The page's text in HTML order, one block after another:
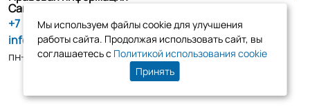
Санкт-Петербург, ул. Новоселов д. 8
+7 (800) 555-86-90
info@tk-elko.ru
пн-пт, 10:00 - 18:00
Мы используем файлы cookie для улучшения
работы сайта. Продолжая использовать сайт, вы
соглашаетесь с Политикой использования cookie
Принять